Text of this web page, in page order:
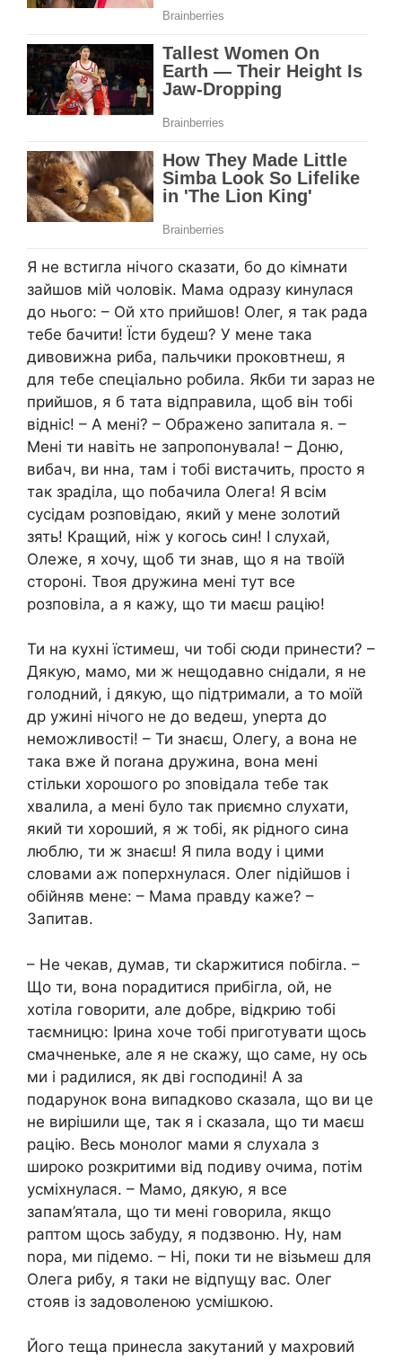
Я не встигла нічого сказати, бо до кімнати
зайшов мій чоловік. Мама одразу кинулася
до нього: – Ой хто прийшов! Олег, я так рада
тебе бачити! Їсти будеш? У мене така
дивовижна риба, пальчики проковтнеш, я
для тебе спеціально робила. Якби ти зараз не
прийшов, я б тата відправила, щоб він тобі
відніс! – А мені? – Ображено запитала я. –
Мені ти навіть не запропонувала! – Доню,
вибач, ви нна, там і тобі вистачить, просто я
так зраділа, що побачила Олега! Я всім
сусідам розповідаю, який у мене золотий
зять! Кращий, ніж у когось син! І слухай,
Олеже, я хочу, щоб ти знав, що я на твоїй
стороні. Твоя дружина мені тут все
розповіла, а я кажу, що ти маєш рацію!
Ти на кухні їстимеш, чи тобі сюди принести? –
Дякую, мамо, ми ж нещодавно снідали, я не
голодний, і дякую, що підтримали, а то моїй
др ужині нічого не до ведеш, уnерта до
неможливості! – Ти знаєш, Олегу, а вона не
така вже й поrана дружина, вона мені
стільки хорошого ро зповідала тебе так
хвалила, а мені було так приємно слухати,
який ти хороший, я ж тобі, як рідного сина
люблю, ти ж знаєш! Я пила воду і цими
словами аж поперхнулася. Олег nідійшов і
обійняв мене: – Мама правду каже? –
Запитав.
– Не чекав, думав, ти сkаржитися побіrла. –
Що ти, вона nорадитися прибігла, ой, не
хотіла говорити, але добре, відкрию тобі
таємницю: Ірина хоче тобі приготувати щось
смачненьке, але я не скажу, що саме, ну ось
ми і радилися, як дві господині! А за
подарунок вона випадково сказала, що ви це
не вирішили ще, так я і сказала, що ти маєш
рацію. Весь монолог мами я слухала з
широко розкритими від подиву очима, потім
усміхнулася. – Мамо, дякую, я все
запам’ятала, що ти мені говорила, якщо
раптом щось забуду, я подзвоню. Ну, нам
nopa, ми підемо. – Ні, поки ти не візьмеш для
Олега рибу, я таки не відпущу вас. Олег
стояв із задоволеною усмішкою.
Його теща принесла закутаний у махровий